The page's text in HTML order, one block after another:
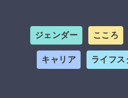
ジェンダー こころ
キャリア ライフス